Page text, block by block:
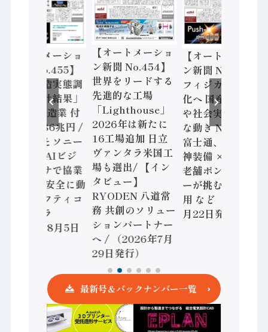
【オートメーショ
ン新聞 No.455】
「経済構造実態調
査二次集計結果」
2024年製造業 付
加価値額86兆円 /
三菱電機とソニー
セミコン AIビジ
ョンセンサで協業
/ IDEC、安全に動
かすセーフティコ
ントローラ
（2026年8月5日
【オートメーショ
ン新聞 No.454】
世界をリードする
先進的な工場
「Lighthouse」
2026年は新たに
16工場追加 日立
ヴァンタラ米国工
場も選出/ 【イン
タビュー】
RYODEN 八道常
務 共創のソリュー
ションパートナー
へ / （2026年7月
29日発行）
【オートメーショ
ン新聞 No.453】
フィジカルAI本格
化へ 国産AI開発
や社会実装に活発
な動き Noetra、
富士通、日立 / 兵
神装備 × HMS、
老舗ポンプメーカ
ーが挑むデータ活
用 など（2026年7
月22日発行）
最新号＆バックナンバー一覧